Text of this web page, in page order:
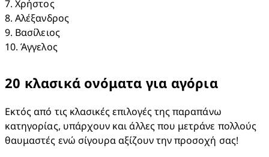
7. Χρήστος
8. Αλέξανδρος
9. Βασίλειος
10. Άγγελος
20 κλασικά ονόματα για αγόρια​
Εκτός από τις κλασικές επιλογές της παραπάνω
κατηγορίας, υπάρχουν και άλλες που μετράνε πολλούς
θαυμαστές ενώ σίγουρα αξίζουν την προσοχή σας!